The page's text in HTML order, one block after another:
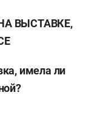
ВЫСТАВКЕ,
имела ли